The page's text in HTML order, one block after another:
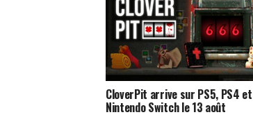
CloverPit arrive sur PS5, PS4 et
Nintendo Switch le 13 août